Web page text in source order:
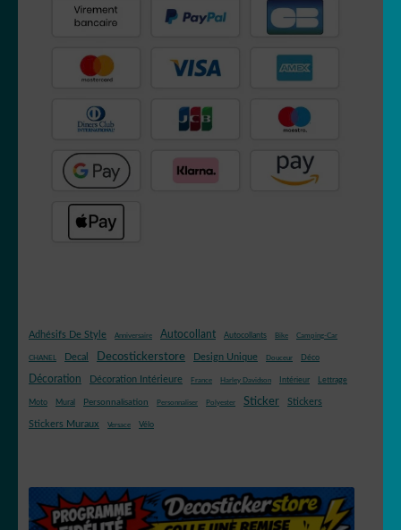
Adhésifs De Style Anniversaire Autocollant Autocollants Bike Camping-Car
CHANEL Decal Decostickerstore Design Unique Douceur Déco
Décoration Décoration Intérieure France Harley Davidson Intérieur Lettrage
Moto Mural Personnalisation Personnaliser Polyester Sticker Stickers
Stickers Muraux Versace Vélo